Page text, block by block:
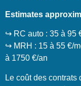
Estimates
↪️ RC auto : 35 à 95
↪️ MRH : 15 à 55 €/
à 1750 €/an
Le coût des contrats